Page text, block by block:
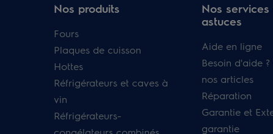
Nos produits
Fours
Plaques de cuisson
Hottes
Réfrigérateurs et caves à
vin
Réfrigérateurs-
Nos services
astuces
Aide en ligne
Besoin d'aide
nos articles
Réparation
Garantie et
garantie